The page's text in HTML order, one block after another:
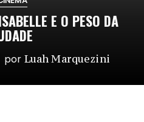
E O PESO DA
por Luah Marquezini